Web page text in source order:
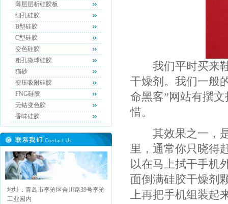
薄层层析硅胶板
细孔硅胶
B型硅胶
C型硅胶
变色硅胶
粗孔微球硅胶
猫砂
变压吸附硅胶
FNG硅胶
无钴变色胶
香味硅胶
地址：青岛市李沧区合川路39号李沧
工业园内
我们平时买来鞋
干燥剂。我们一般
命黑客”网站有撰
惜。
其效果之一，是
里，通常你只晓得
以在马上拭干手机
面倒满硅胶干燥剂
上再把手机组装起